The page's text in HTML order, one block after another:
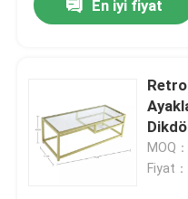
Ürün:% s
Hakkımızda
En iyi fiyat
MOQ
Fiyat